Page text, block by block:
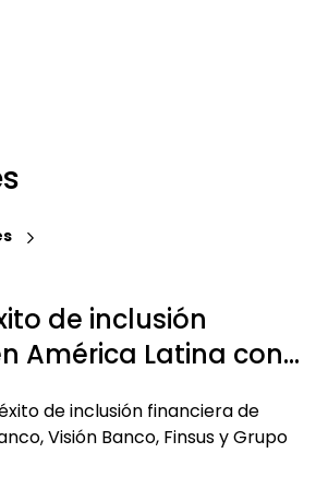
de inclusión
América Latina con
de inclusión financiera de
Visión Banco, Finsus y Grupo